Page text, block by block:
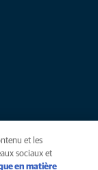
et les
sociaux et
en matière